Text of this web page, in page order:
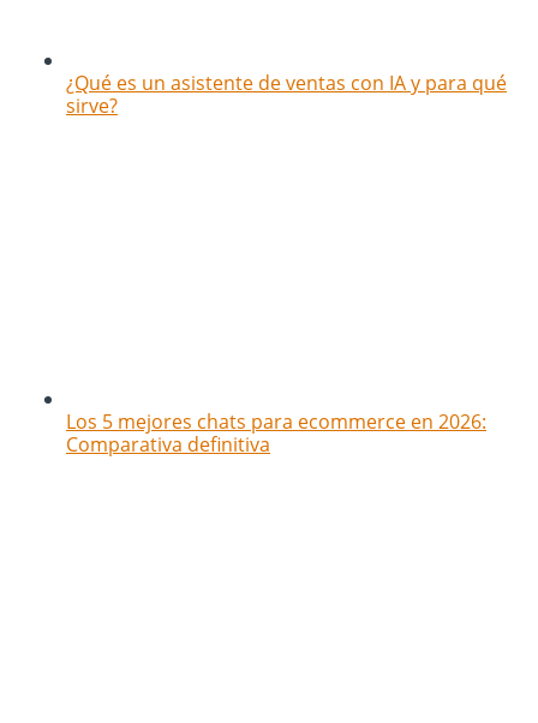
¿Qué es un asistente de ventas con IA y para qué
sirve?
Los 5 mejores chats para ecommerce en 2026:
Comparativa definitiva